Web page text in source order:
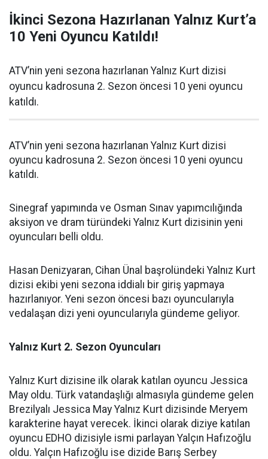
İkinci Sezona Hazırlanan Yalnız Kurt’a
10 Yeni Oyuncu Katıldı!
ATV’nin yeni sezona hazırlanan Yalnız Kurt dizisi
oyuncu kadrosuna 2. Sezon öncesi 10 yeni oyuncu
katıldı.
ATV’nin yeni sezona hazırlanan Yalnız Kurt dizisi
oyuncu kadrosuna 2. Sezon öncesi 10 yeni oyuncu
katıldı.
Sinegraf yapımında ve Osman Sınav yapımcılığında
aksiyon ve dram türündeki Yalnız Kurt dizisinin yeni
oyuncuları belli oldu.
Hasan Denizyaran, Cihan Ünal başrolündeki Yalnız Kurt
dizisi ekibi yeni sezona iddialı bir giriş yapmaya
hazırlanıyor. Yeni sezon öncesi bazı oyuncularıyla
vedalaşan dizi yeni oyuncularıyla gündeme geliyor.
Yalnız Kurt 2. Sezon Oyuncuları
Yalnız Kurt dizisine ilk olarak katılan oyuncu Jessica
May oldu. Türk vatandaşlığı almasıyla gündeme gelen
Brezilyalı Jessica May Yalnız Kurt dizisinde Meryem
karakterine hayat verecek. İkinci olarak diziye katılan
oyuncu EDHO dizisiyle ismi parlayan Yalçın Hafızoğlu
oldu. Yalçın Hafızoğlu ise dizide Barış Serbey